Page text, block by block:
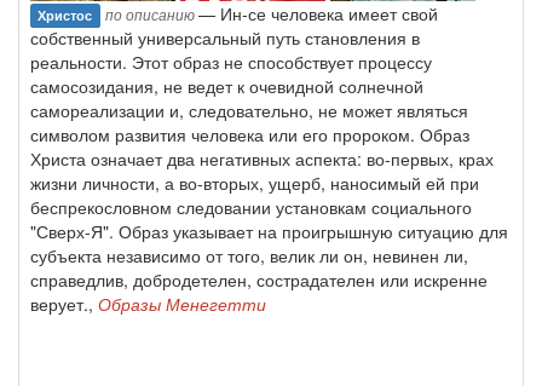
Христос по описанию— Ин-се человека имеет свой
собственный универсальный путь станов­ления в
реальности. Этот образ не способствует процессу
самосозида­ния, не ведет к очевидной солнечной
самореализации и, следователь­но, не может являться
символом развития человека или его пророком. Образ
Христа означает два негативных аспекта: во-первых, крах
жиз­ни личности, а во-вторых, ущерб, наносимый ей при
беспрекослов­ном следовании установкам социального
"Сверх-Я". Образ указыва­ет на проигрышную ситуацию для
субъекта независимо от того, велик ли он, невинен ли,
справедлив, добродетелен, сострадателен или ис­кренне
верует., Образы Менегетти